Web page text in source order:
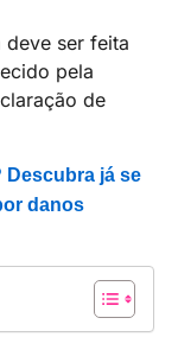
ser feita
pela
de
Descubra já se
danos